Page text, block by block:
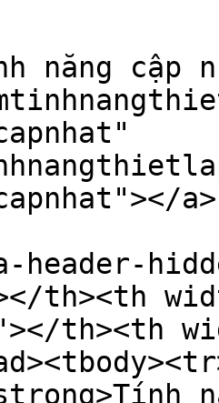
năng cập
a>
header-
th><th
th><th